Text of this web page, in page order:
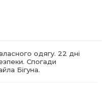
одягу. 22 дні
Спогади
Бігуна.